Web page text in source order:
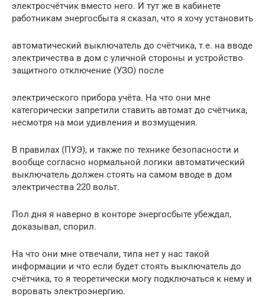
электросчётчик вместо него. И тут же в кабинете
работникам энергосбыта я сказал, что я хочу установить
автоматический выключатель до счётчика, т.е. на вводе
электричества в дом с уличной стороны и устройство
защитного отключение (УЗО) после
электрического прибора учёта. На что они мне
категорически запретили ставить автомат до счётчика,
несмотря на мои удивления и возмущения.
В правилах (ПУЭ), и также по технике безопасности и
вообще согласно нормальной логики автоматический
выключатель должен стоять на самом вводе в дом
электричества 220 вольт.
Пол дня я наверно в конторе энергосбыте убеждал,
доказывал, спорил.
На что они мне отвечали, типа нет у нас такой
информации и что если будет стоять выключатель до
счётчика, то я теоретически могу подключаться к нему и
воровать электроэнергию.